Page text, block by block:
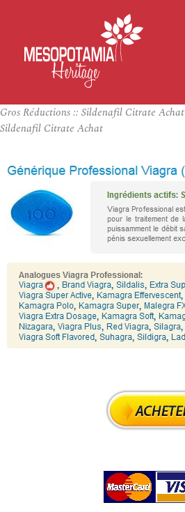
Gros Réductions :: Sildenafil Citrate Achat
Sildenafil Citrate Achat